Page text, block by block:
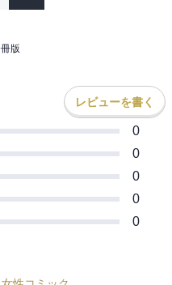
版
レビューを書く
0
0
0
0
0